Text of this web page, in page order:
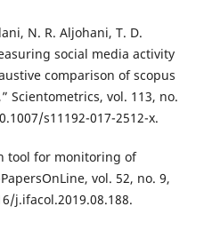
N. R. Aljohani, T. D.
social media activity
comparison of scopus
Scientometrics, vol. 113, no.
s11192-017-2512-x.
tool for monitoring of
vol. 52, no. 9,
j.ifacol.2019.08.188.